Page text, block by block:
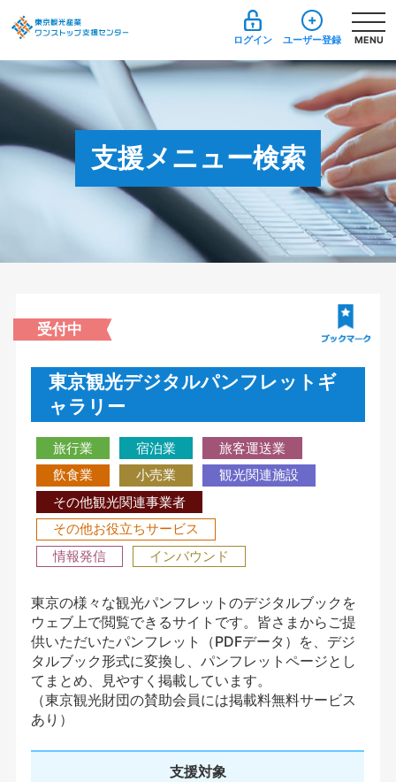
ログイン ユーザー登録 MENU
支援メニュー検索
受付中
東京観光デジタルパンフレットギ
ャラリー
旅行業 宿泊業
旅客運送業
飲食業
小売業
観光関連施設
その他観光関連事業者
その他お役立ちサービス
情報発信
インバウンド
東京の様々な観光パンフレットのデジタルブックを
ウェブ上で閲覧できるサイトです。皆さまからご提
供いただいたパンフレット（PDFデータ）を、デジ
タルブック形式に変換し、パンフレットページとし
てまとめ、見やすく掲載しています。
（東京観光財団の賛助会員には掲載料無料サービス
あり）
支援対象